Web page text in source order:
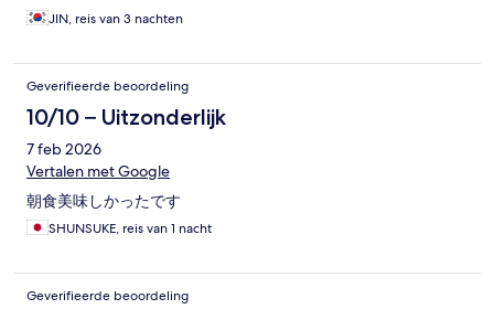
JIN, reis van 3 nachten
Geverifieerde beoordeling
10/10 – Uitzonderlijk
7 feb 2026
Vertalen met Google
朝食美味しかったです
SHUNSUKE, reis van 1 nacht
Geverifieerde beoordeling